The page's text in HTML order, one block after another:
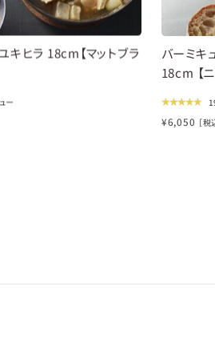
キヒラ 18cm【マットブラ
ー
バーミキ
18cm 【
¥6,050 ［税